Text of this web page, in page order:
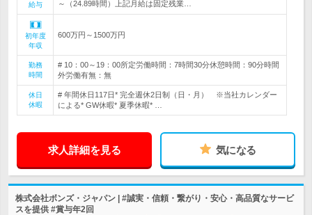
給与
～（24.89時間）上記月給は固定残業…
初年度
年収
600万円～1500万円
勤務
時間
# 10：00～19：00所定労働時間：7時間30分休憩時間：90分時間
外労働有無：無
休日
休暇
# 年間休日117日* 完全週休2日制（日・月） ※当社カレンダー
による* GW休暇* 夏季休暇* …
求人詳細を見る 気になる
株式会社ボンズ・ジャパン | #誠実・信頼・繋がり・安心・高品質なサービ
スを提供 #賞与年2回